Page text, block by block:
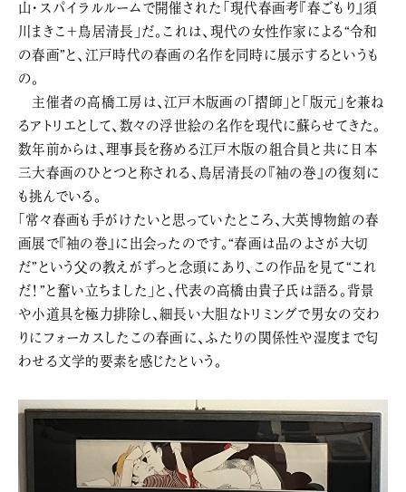
山・スパイラルルームで開催された「現代春画考『春ごもり』須
川まきこ＋鳥居清長」だ。これは、現代の女性作家による“令和
の春画”と、江戸時代の春画の名作を同時に展示するというも
の。
主催者の高橋工房は、江戸木版画の「摺師」と「版元」を兼ね
るアトリエとして、数々の浮世絵の名作を現代に蘇らせてきた。
数年前からは、理事長を務める江戸木版の組合員と共に日本
三大春画のひとつと称される、鳥居清長の『袖の巻』の復刻に
も挑んでいる。
「常々春画も手がけたいと思っていたところ、大英博物館の春
画展で『袖の巻』に出会ったのです。“春画は品のよさが大切
だ”という父の教えがずっと念頭にあり、この作品を見て“これ
だ！”と奮い立ちました」と、代表の高橋由貴子氏は語る。背景
や小道具を極力排除し、細長い大胆なトリミングで男女の交わ
りにフォーカスしたこの春画に、ふたりの関係性や湿度まで匂
わせる文学的要素を感じたという。